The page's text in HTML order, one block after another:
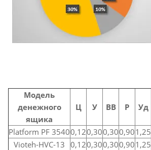
Модель
денежного
ящика
Ц У ВВ Р Уд
Platform PF 35400,120,300,300,901,25
Vioteh-HVC-13 0,120,300,300,901,25